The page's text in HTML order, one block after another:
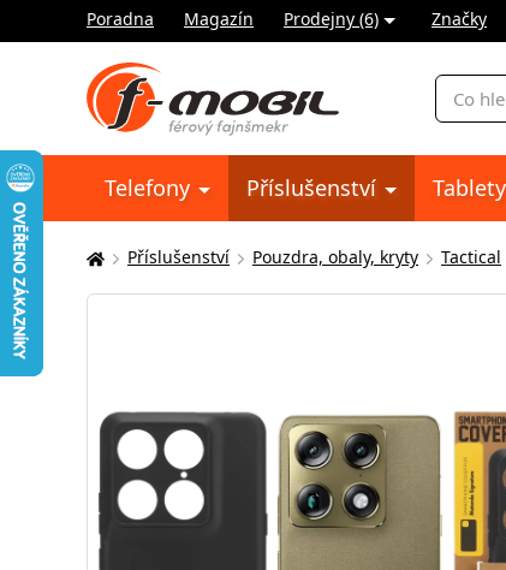
Poradna Magazín Prodejny (6) Značky
Telefony Příslušenství Tablety
Zde
se
Příslušenství Pouzdra, obaly, kryty Tactical